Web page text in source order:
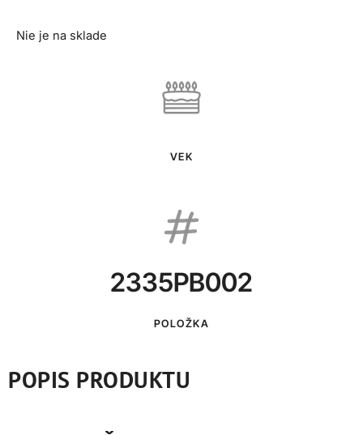
Nie je na sklade
VEK
2335PB002
POLOŽKA
POPIS PRODUKTU